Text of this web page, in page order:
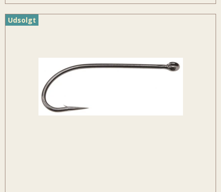
Udsolgt